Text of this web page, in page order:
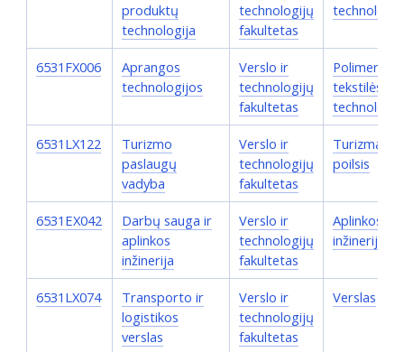
produktų
technologija
technologijų
fakultetas
6531FX006
Aprangos
technologijos
Verslo ir
technologijų
fakultetas
Polimerų ir
tekstilės
6531LX122
Turizmo
paslaugų
vadyba
Verslo ir
technologijų
fakultetas
Turizmas ir
poilsis
6531EX042
Darbų sauga ir
aplinkos
inžinerija
Verslo ir
technologijų
fakultetas
Aplinkos
inžinerija
6531LX074
Transporto ir
logistikos
verslas
Verslo ir
technologijų
fakultetas
Verslas